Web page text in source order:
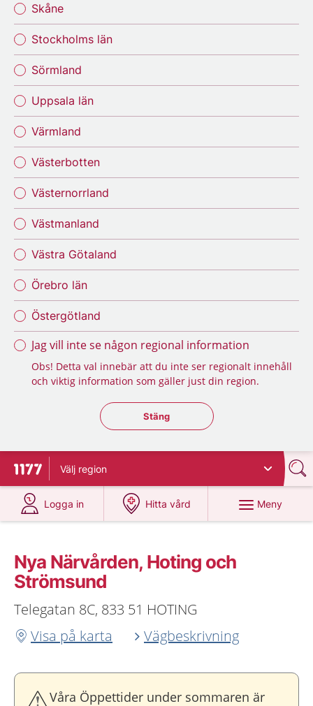
Skåne
Stockholms län
Sörmland
Uppsala län
Värmland
Västerbotten
Västernorrland
Västmanland
Västra Götaland
Örebro län
Östergötland
Jag vill inte se någon regional information
Obs! Detta val innebär att du inte ser regionalt innehåll
och viktig information som gäller just din region.
Stäng regionsväljaren
Stäng
Till startsidan för 1177
Välj region
Logga in
på 1177.se
Hitta vård
på 1177.se
Meny
Nya Närvården, Hoting och
Strömsund
Telegatan 8C, 833 51 HOTING
Visa på karta
Vägbeskrivning
Våra Öppettider under sommaren är